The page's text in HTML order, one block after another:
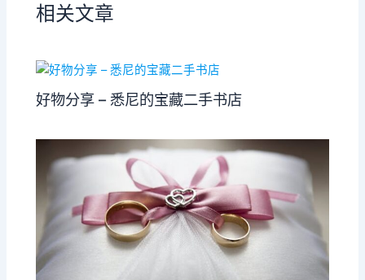
相关文章
好物分享 – 悉尼的宝藏二手书店